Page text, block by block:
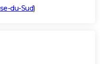
du-Sud)